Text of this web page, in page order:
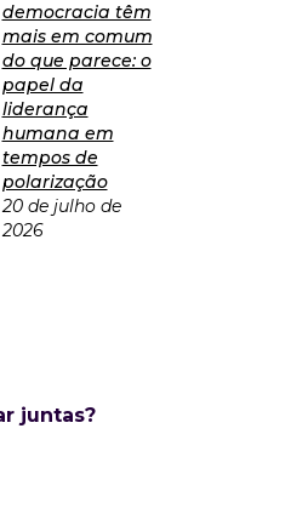
democracia têm
mais em comum
do que parece: o
papel da
liderança
humana em
tempos de
polarização
20 de julho de
2026